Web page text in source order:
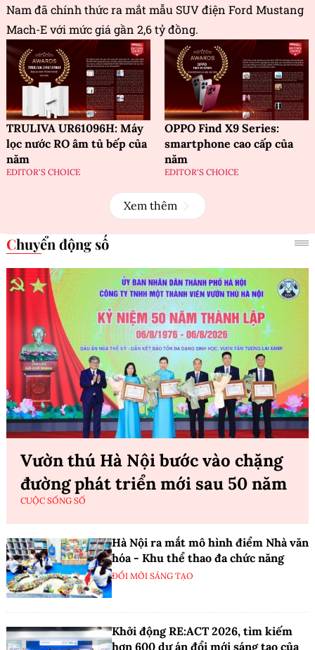
Nam đã chính thức ra mắt mẫu SUV điện Ford Mustang
Mach-E với mức giá gần 2,6 tỷ đồng.
TRULIVA UR61096H: Máy
lọc nước RO âm tủ bếp của
năm
EDITOR'S CHOICE
OPPO Find X9 Series:
smartphone cao cấp của
năm
EDITOR'S CHOICE
Xem thêm
Chuyển động số
Vườn thú Hà Nội bước vào chặng
đường phát triển mới sau 50 năm
CUỘC SỐNG SỐ
Hà Nội ra mắt mô hình điểm Nhà văn
hóa - Khu thể thao đa chức năng
ĐỔI MỚI SÁNG TẠO
Khởi động RE:ACT 2026, tìm kiếm
hơn 600 dự án đổi mới sáng tạo của